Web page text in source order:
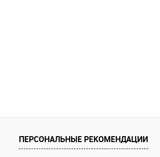
ПЕРСОНАЛЬНЫЕ РЕКОМЕНДАЦИИ